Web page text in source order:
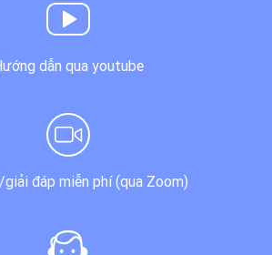
dẫn qua youtube
đáp miễn phí (qua Zoom)